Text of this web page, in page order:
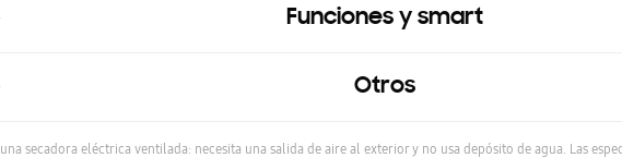
Funciones y smart
Otros
una secadora eléctrica ventilada: necesita una salida de aire al exterior y no usa depósito de agua. Las